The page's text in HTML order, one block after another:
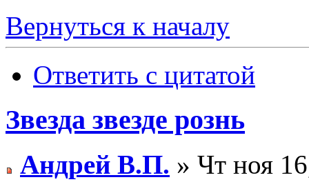
Вернуться к началу
Ответить с цитатой
Звезда звезде рознь
Андрей В.П. » Чт ноя